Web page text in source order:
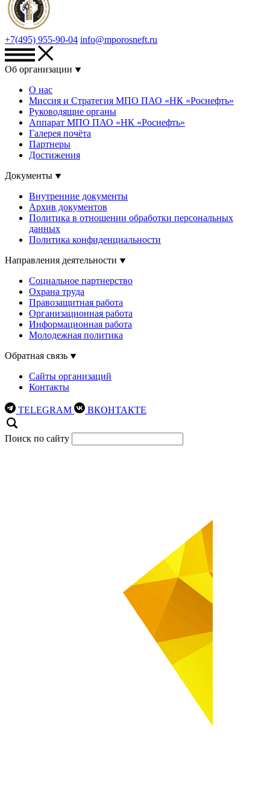
+7(495) 955-90-04 info@mporosneft.ru
Об организации
О нас
Миссия и Стратегия МПО ПАО «НК «Роснефть»
Руководящие органы
Аппарат МПО ПАО «НК «Роснефть»
Галерея почёта
Партнеры
Достижения
Документы
Внутренние документы
Архив документов
Политика в отношении обработки персональных
данных
Политика конфиденциальности
Направления деятельности
Социальное партнерство
Охрана труда
Правозащитная работа
Организационная работа
Информационная работа
Молодежная политика
Обратная связь
Сайты организаций
Контакты
TELEGRAM ВКОНТАКТЕ
Поиск по сайту